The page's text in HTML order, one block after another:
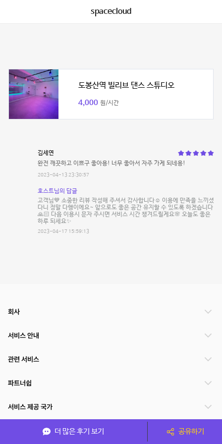
spacecloud
도봉산역 빌리브 댄스 스튜디오
4,000 원/시간
김세연
완전 깨끗하고 이쁘구 좋아용! 너무 좋아서 자주 가게 되네용!
2023-04-13 23:30:57
호스트님의 답글
고객님💙 소중한 리뷰 작성해 주셔서 감사합니다☺️ 이용에 만족을 느끼셨
다니 정말 다행이에요~ 앞으로도 좋은 공간 유지할 수 있도록 하겠습니다
🙏🏻 다음 이용시 문자 주시면 서비스 시간 챙겨드릴게요🌸 오늘도 좋은
하루 되세요✨
2023-04-17 15:59:13
더 많은 후기 보기 공유하기
회사
서비스 안내
관련 서비스
파트너쉽
서비스 제공 국가